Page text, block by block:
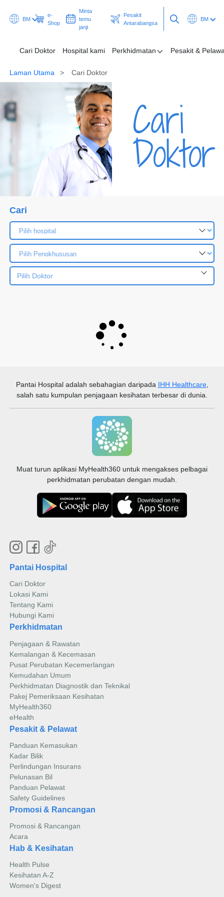
BM
e-
Shop
Minta
temu
janji
Pesakit
Antarabangsa
BM
Cari Doktor Hospital kami Perkhidmatan Pesakit &
Perkhidmatan
Pesakit & Pelawat
Promosi & Rancangan
Hab & Kesihatan
Minta temu janji
Laman Utama Cari Doktor
Cari
Doktor
Cari
Pilih Doktor
Pantai Hospitaladalah sebahagian daripada IHH Healthcare,
salah satu kumpulan penjagaan kesihatan terbesar di dunia.
Muat turun aplikasi MyHealth360 untuk mengakses pelbagai
perkhidmatan perubatan dengan mudah.
Pantai Hospital
Cari Doktor
Lokasi Kami
Tentang Kami
Hubungi Kami
Perkhidmatan
Penjagaan & Rawatan
Kemalangan & Kecemasan
Pusat Perubatan Kecemerlangan
Kemudahan Umum
Perkhidmatan Diagnostik dan Teknikal
Pakej Pemeriksaan Kesihatan
MyHealth360
eHealth
Pesakit & Pelawat
Panduan Kemasukan
Kadar Bilik
Perlindungan Insurans
Pelunasan Bil
Panduan Pelawat
Safety Guidelines
Promosi & Rancangan
Promosi & Rancangan
Acara
Hab & Kesihatan
Health Pulse
Kesihatan A-Z
Women's Digest